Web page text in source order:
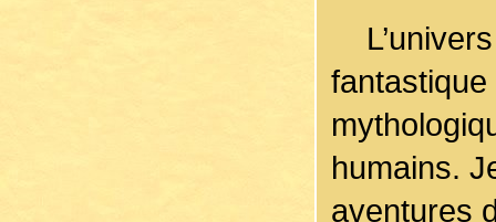
humains.
aventures